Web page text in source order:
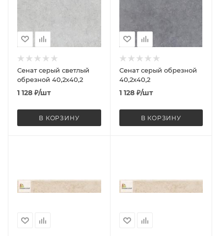
Сенат серый светлый
обрезной 40,2х40,2
1 128 ₽/шт
В КОРЗИНУ
Сенат серый обрезной
40,2х40,2
1 128₽/шт
В КОРЗИНУ